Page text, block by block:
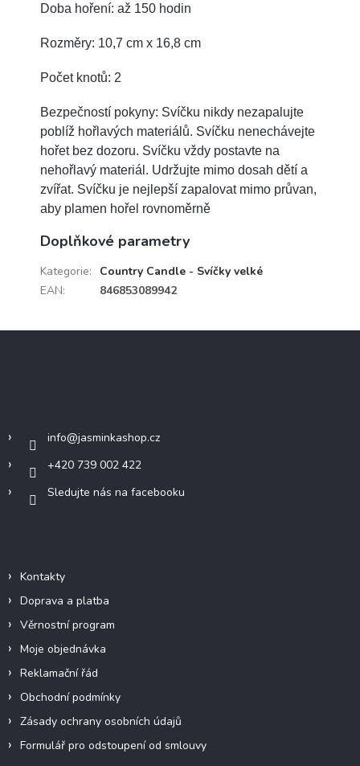
Doba hoření: až 150 hodin
Rozměry: 10,7 cm x 16,8 cm
Počet knotů: 2
Bezpečností pokyny: Svíčku nikdy nezapalujte
poblíž hořlavých materiálů. Svíčku nenechávejte
hořet bez dozoru. Svíčku vždy postavte na
nehořlavý materiál. Udržujte mimo dosah dětí a
zvířat. Svíčku je nejlepší zapalovat mimo průvan,
aby plamen hořel rovnoměrně
Doplňkové parametry
Kategorie:
Country Candle - Svíčky velké
EAN: 846853089942
info@jasminkashop.cz
+420 739 002 422
Sledujte nás na facebooku
Kontakty
Doprava a platba
Věrnostní program
Moje objednávka
Reklamační řád
Obchodní podmínky
Zásady ochrany osobních údajů
Formulář pro odstoupení od smlouvy